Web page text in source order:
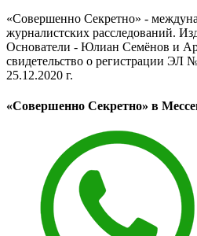
«Совершенно Секретно» -
журналистских расследований.
Основатели - Юлиан Семёнов и
свидетельство о регистрации ЭЛ
25.12.2020 г.
«Совершенно Секретно» в